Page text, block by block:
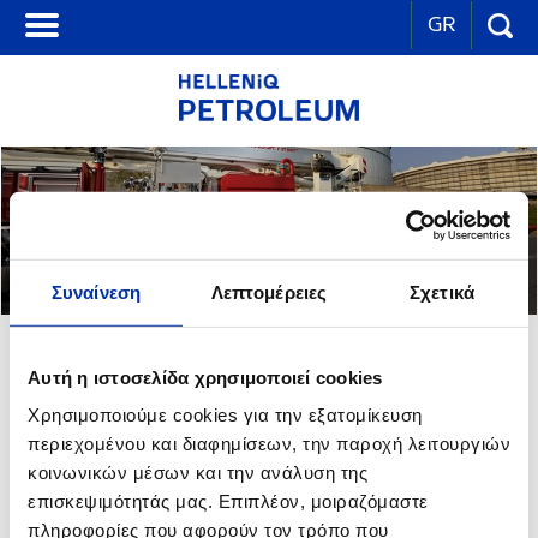
Συναίνεση Λεπτομέρειες Σχετικά
Αυτή η ιστοσελίδα χρησιμοποιεί cookies
Χρησιμοποιούμε cookies για την εξατομίκευση
περιεχομένου και διαφημίσεων, την παροχή λειτουργιών
κοινωνικών μέσων και την ανάλυση της
επισκεψιμότητάς μας. Επιπλέον, μοιραζόμαστε
πληροφορίες που αφορούν τον τρόπο που
GR
Αδιάλειπτη Λειτουργία & Ετοιμότητα για Καταστάσεις
Έκτακτης Ανάγκης
Η άμεση ανταπόκριση σε έκτακτα περιστατικά και η εξασφάλιση της
συνέχειας στη λειτουργία της επιχείρησης, ή/και η όσο το δυνατόν